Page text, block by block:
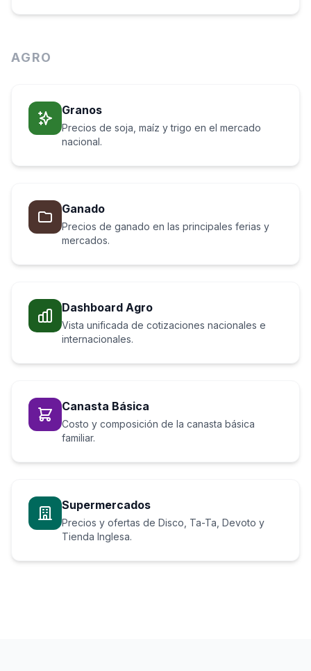
AGRO
Granos
Precios de soja, maíz y trigo en el mercado
nacional.
Ganado
Precios de ganado en las principales ferias y
mercados.
Dashboard Agro
Vista unificada de cotizaciones nacionales e
internacionales.
Canasta Básica
Costo y composición de la canasta básica
familiar.
Supermercados
Precios y ofertas de Disco, Ta-Ta, Devoto y
Tienda Inglesa.